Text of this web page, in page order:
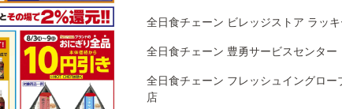
全日食チェーン ビレッジストア ラッキ
全日食チェーン 豊勇サービスセンター
全日食チェーン フレッシュイングロ
店